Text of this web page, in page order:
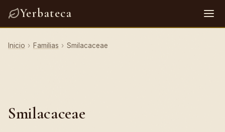
Yerbateca
Inicio › Familias › Smilacaceae
Smilacaceae